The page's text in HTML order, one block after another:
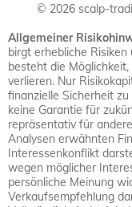
© 2026 scalp-
Allgemeiner
birgt erhebliche
besteht die
verlieren. Nur
finanzielle Sicherheit
keine Garantie für
repräsentativ für
Analysen erwähnten
Interessenkonflikt
wegen möglicher
persönliche Meinung
Verkaufsempfehlung